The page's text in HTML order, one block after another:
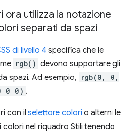
ora utilizza la notazione
separati da spazi
di livello 4 specifica che le
rgb() devono supportare gli
spazi. Ad esempio, rgb(0, 0,
0 0) .
con il selettore colori o alterni le
nel riquadro Stili tenendo